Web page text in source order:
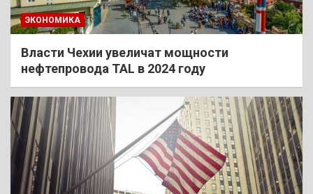
ЭКОНОМИКА
Власти Чехии увеличат мощности
нефтепровода TAL в 2024 году